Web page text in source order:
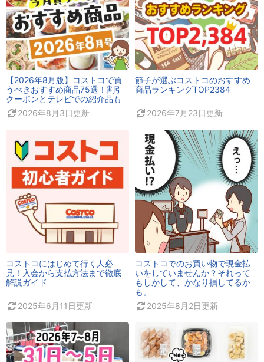
【2026年8月版】コストコで買
うべきおすすめ商品75選！割引
クーポンとテレビでの紹介品も
2026年8月3日更新
節子が選ぶコストコのおすすめ
商品ランキングTOP2384
2026年7月23日更新
コストコにはじめて行く人必
見！入会から支払方法まで徹底
解説ガイド
2025年6月11日更新
コストコでのお買い物で現金払
いをしていませんか？それって
もしかして、かなり損してるか
も。
2025年8月2日更新